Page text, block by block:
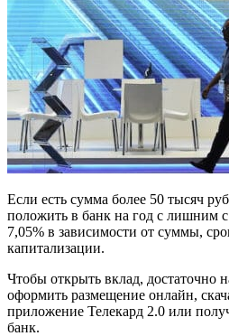
Если есть сумма более 50 тысяч
положить в банк на год с лишним
7,05% в зависимости от суммы,
капитализации.
Чтобы открыть вклад, достаточно
оформить размещение онлайн,
приложение Телекард 2.0 или
банк.